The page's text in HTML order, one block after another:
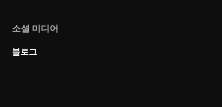
소셜 미디어
블로그